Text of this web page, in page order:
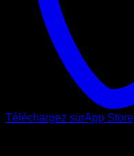
Téléchargez surApp Store